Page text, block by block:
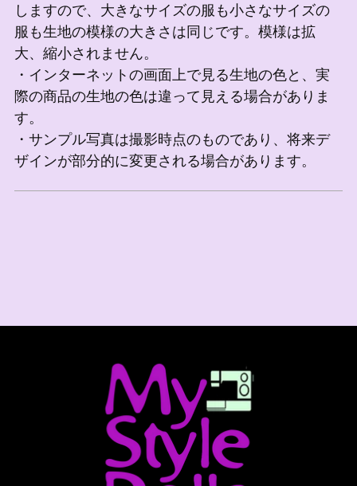
しますので、大きなサイズの服も小さなサイズの
服も生地の模様の大きさは同じです。模様は拡
大、縮小されません。
・インターネットの画面上で見る生地の色と、実
際の商品の生地の色は違って見える場合がありま
す。
・サンプル写真は撮影時点のものであり、将来デ
ザインが部分的に変更される場合があります。